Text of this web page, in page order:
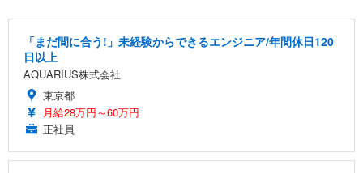
「まだ間に合う!」未経験からできるエンジニア/年間休日120
日以上
AQUARIUS株式会社
東京都
月給28万円～60万円
正社員